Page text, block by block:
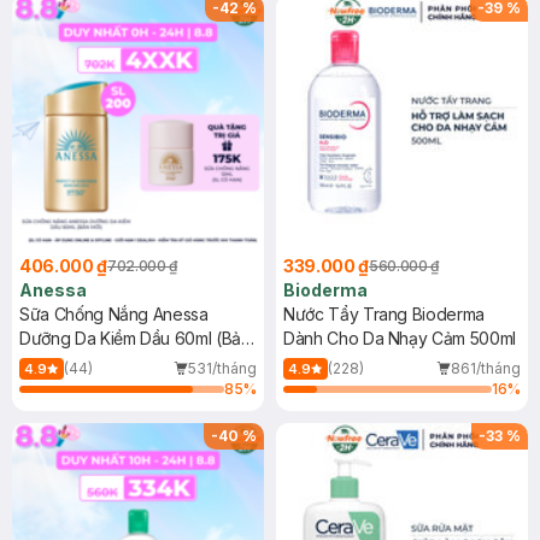
-42%
406.000 ₫702.000 ₫
Anessa
Sữa Chống Nắng Anessa
Dưỡng Da Kiềm Dầu 60ml (Bản
Mới)
4.9 (44)
531/tháng
85%
-39 %
339.000 ₫560.000 ₫
Bioderma
Nước Tẩy Trang Bioderma
Dành Cho Da Nhạy Cảm 500ml
4.9 (228)
861/tháng
16%
-40% -33 %